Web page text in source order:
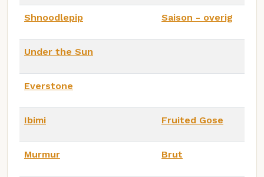
Shnoodlepip Saison - overig
Under the Sun
Everstone
Ibimi Fruited Gose
Murmur Brut